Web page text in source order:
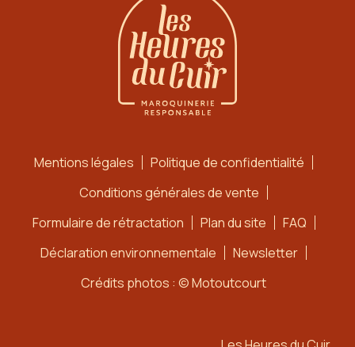
Mentions légales
Politique de confidentialité
Conditions générales de vente
Formulaire de rétractation
Plan du site
FAQ
Déclaration environnementale
Newsletter
Crédits photos : © Motoutcourt